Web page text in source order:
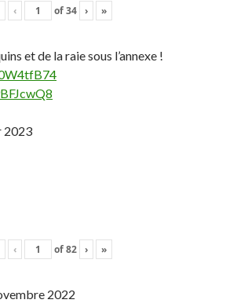
‹ of34 › »
et de la raie sous l’annexe !
2023
‹ of82 › »
2022